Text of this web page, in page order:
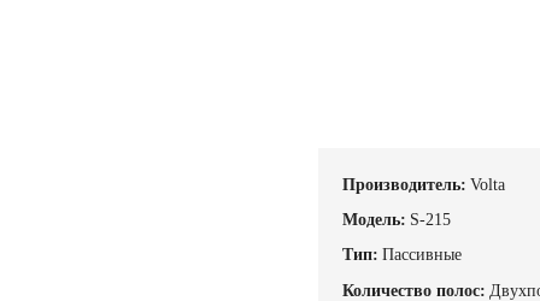
Производитель: Volta
Модель: S-215
Тип: Пассивные
Количество полос: